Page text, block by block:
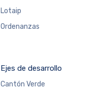
Lotaip
Ordenanzas
Ejes de desarrollo
Cantón Verde